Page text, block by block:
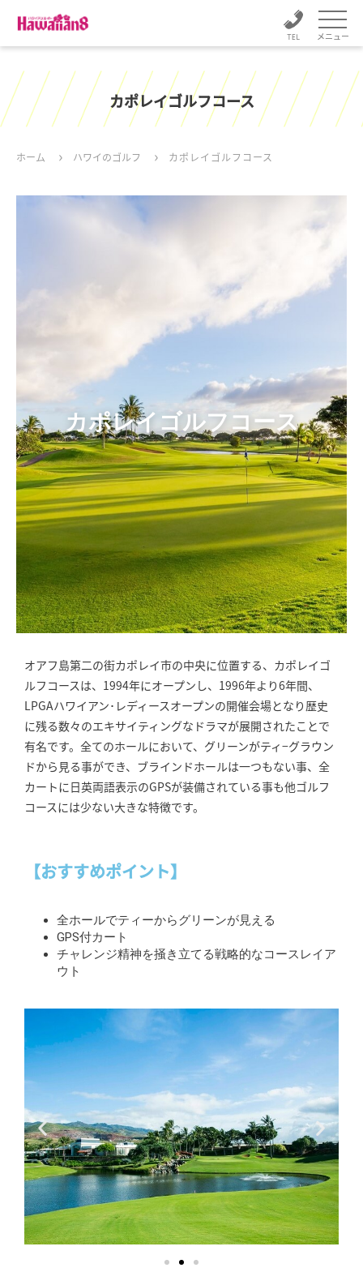
メニュー
カポレイゴルフコース
ホーム ハワイのゴルフ カポレイゴルフコース
カポレイゴルフコース
オアフ島第二の街カポレイ市の中央に位置する、カポレイゴ
ルフコースは、1994年にオープンし、1996年より6年間、
LPGAハワイアン･レディースオープンの開催会場となり歴史
に残る数々のエキサイティングなドラマが展開されたことで
有名です。全てのホールにおいて、グリーンがティ−グラウン
ドから見る事ができ、ブラインドホールは一つもない事、全
カートに日英両語表示のGPSが装備されている事も他ゴルフ
コースには少ない大きな特徴です。
【おすすめポイント】
全ホールでティーからグリーンが見える
GPS付カート
チャレンジ精神を掻き立てる戦略的なコースレイア
ウト